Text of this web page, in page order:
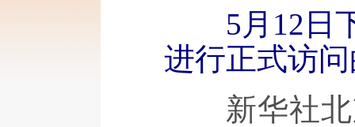
5月12日
进行正式访
新华社北